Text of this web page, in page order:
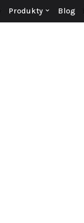
Produkty Blog